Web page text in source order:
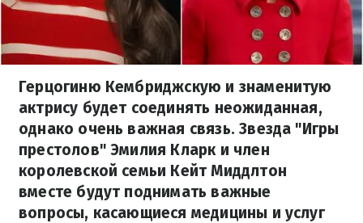
Герцогиню Кембриджскую и знаменитую
актрису будет соединять неожиданная,
однако очень важная связь. Звезда "Игры
престолов" Эмилия Кларк и член
королевской семьи Кейт Миддлтон
вместе будут поднимать важные
вопросы, касающиеся медицины и услуг